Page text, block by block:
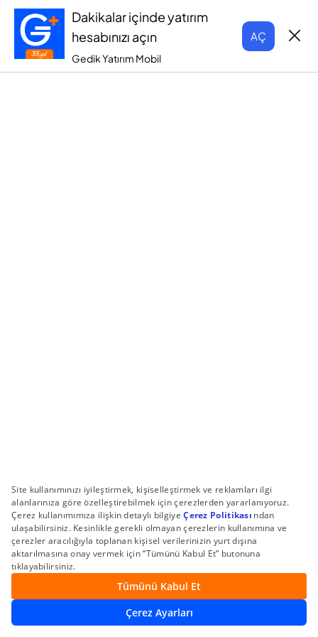
Dakikalar içinde yatırım
hesabınızı açın
Gedik Yatırım Mobil
AÇ